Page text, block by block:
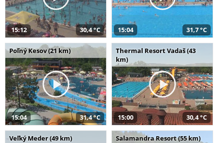
15:12 30,4 °C 15:04 31,7 °C
Poľný Kesov (21 km)
15:04 31,4 °C
Thermal Resort Vadaš (43
km)
15:00 30,4 °C
Veľký Meder (49 km) Salamandra Resort (55 km)